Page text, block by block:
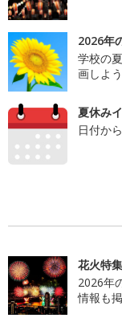
2026年
学校の
画しよう
夏休み
日付か
花火特
2026年
情報も